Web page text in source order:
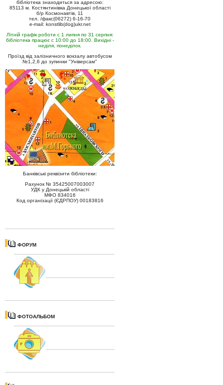
бібліотека знаходиться за адресою:
85113 м. Костянтинівка Донецької області
б/р Космонавтів, 11
тел. /факс(06272) 6-16-70
e-mail: konstlib(dog)ukr.net
Літній графік роботи с 1 липня по 31 серпня:
бібліотека працює с 10:00 до 18:00. Вихідні -
неділя, понеділок.
Проїзд від залізничного вокзалу автобусом
№1,2,6 до зупинки "Універсам"
Банківські реквізити бібліотеки:
Рахунок № 35425007003007
УДК у Донецькій області
МФО 834016
Код організації (ЄДРПОУ) 00183816
ФОРУМ
ФОТОАЛЬБОМ